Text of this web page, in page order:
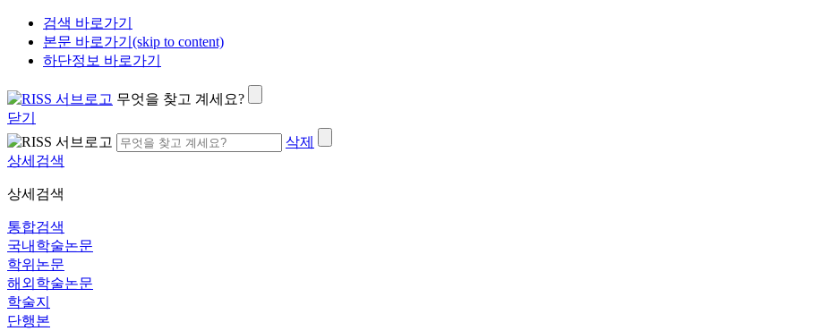
검색 바로가기
본문 바로가기(skip to content)
하단정보 바로가기
무엇을 찾고 계세요?
닫기
삭제
상세검색
상세검색
통합검색
국내학술논문
학위논문
해외학술논문
학술지
단행본